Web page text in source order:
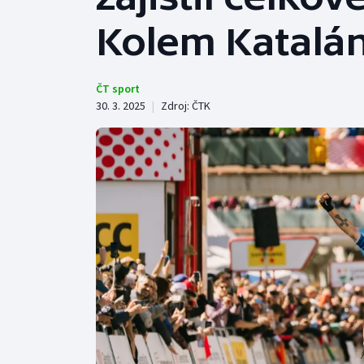
Curling
Dostihy
Golf
Gymnastika
Kolem
ČT sport
30. 3. 2025 | Zdroj: ČTK